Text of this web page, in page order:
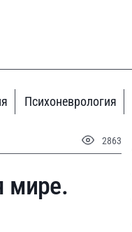
Психоневрология
2863
мире.